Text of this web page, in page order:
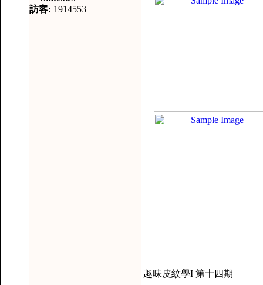
訪客: 1914553
趣味皮紋學I 第十四期